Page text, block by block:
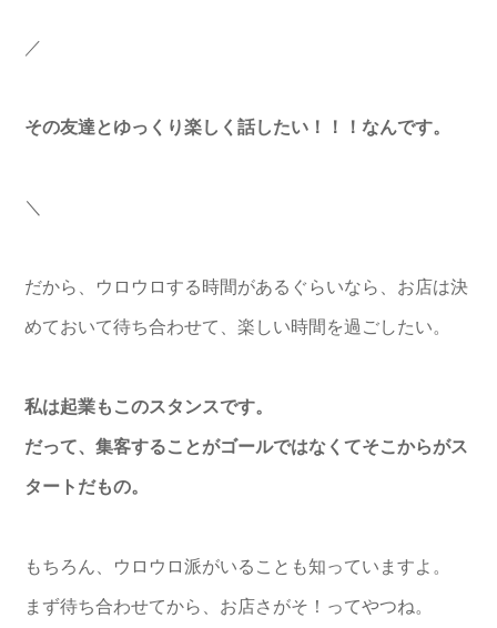
／
その友達とゆっくり楽しく話したい！！！なんです。
＼
だから、ウロウロする時間があるぐらいなら、 お店は決
めておいて待ち合わせて、楽しい時間を過ごしたい。
私は起業もこのスタンスです。
だって、 集客することがゴールではなくてそこからがス
タートだもの。
もちろん、ウロウロ派がいることも知っていますよ。
まず待ち合わせてから、お店さがそ！ってやつね。